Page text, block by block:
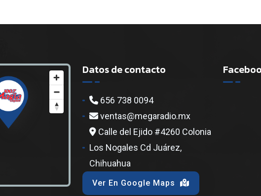
Datos de contacto
656 738 0094
ventas@megaradio.mx
Calle del Ejido #4260 Colonia
Los Nogales Cd Juárez,
Chihuahua
Ver En Google Maps